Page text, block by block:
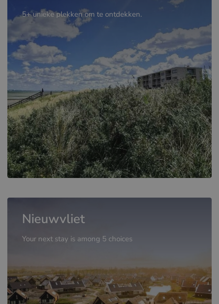
5+ unieke plekken om te ontdekken.
Nieuwvliet
Your next stay is among 5 choices